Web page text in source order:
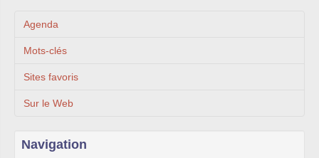
Agenda
Mots-clés
Sites favoris
Sur le Web
Navigation